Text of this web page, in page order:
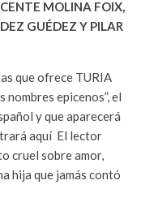
MOLINA FOIX,
GUÉDEZ Y PILAR
que ofrece TURIA
nombres epicenos”, el
y que aparecerá
aquí El lector
cruel sobre amor,
hija que jamás contó